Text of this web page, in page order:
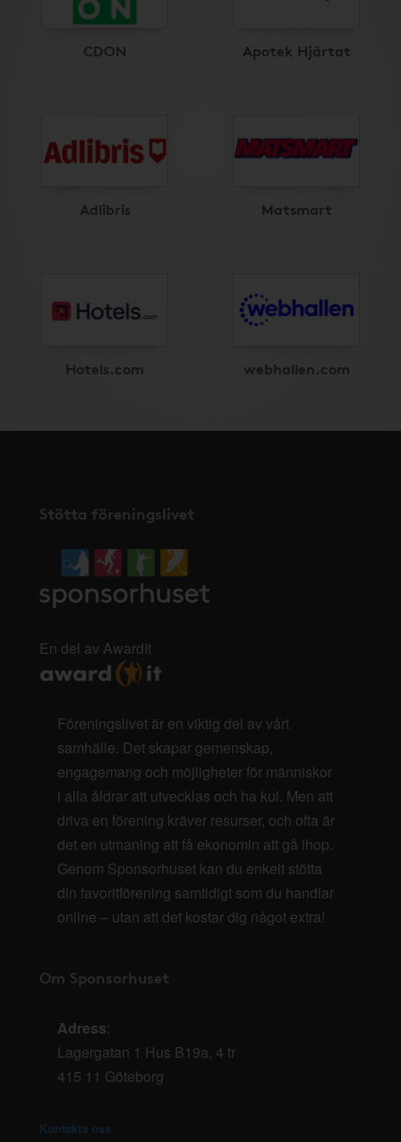
CDON Apotek Hjärtat
Adlibris Matsmart
Hotels.com webhallen.com
Stötta föreningslivet
En del av AwardIt
Föreningslivet är en viktig del av vårt
samhälle. Det skapar gemenskap,
engagemang och möjligheter för människor
i alla åldrar att utvecklas och ha kul. Men att
driva en förening kräver resurser, och ofta är
det en utmaning att få ekonomin att gå ihop.
Genom Sponsorhuset kan du enkelt stötta
din favoritförening samtidigt som du handlar
online – utan att det kostar dig något extra!
Om Sponsorhuset
Adress:
Lagergatan 1 Hus B19a, 4 tr
415 11 Göteborg
Kontakta oss